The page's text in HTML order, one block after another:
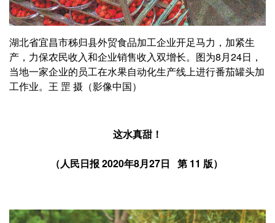
湖北省宜昌市秭归县外贸食品加工企业开足马力，加紧生
产，力保农民收入和企业销售收入双增长。图为8月24日，
当地一家企业的员工在水果自动化生产线上进行番茄罐头加
工作业。王 罡 摄（影像中国）
这水真甜！
（人民日报 2020年8月27日 第 11 版）